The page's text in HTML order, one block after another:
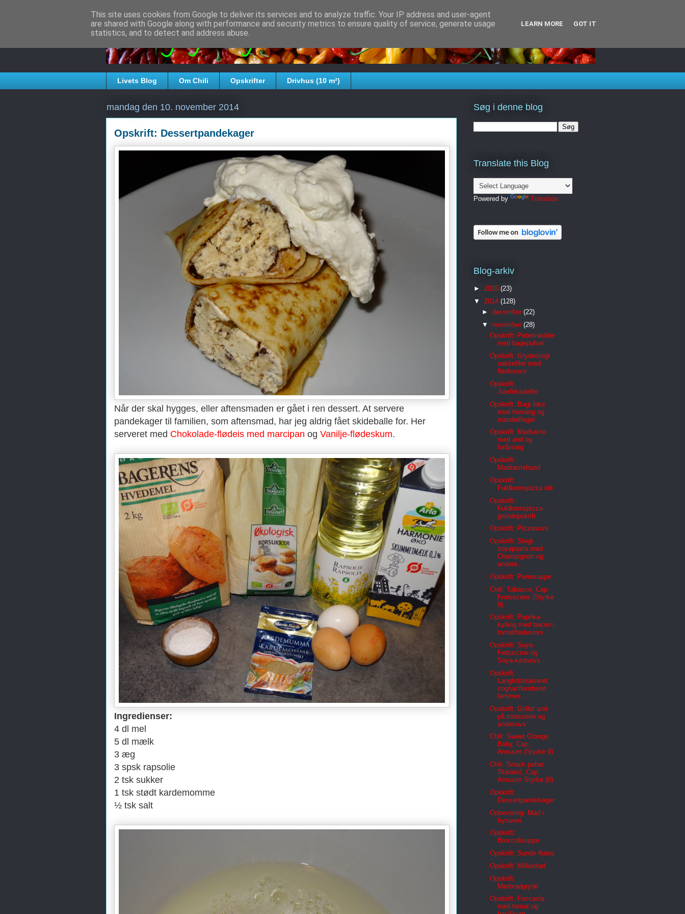
Verden ifølge Krog
Livets Blog Om Chili Opskrifter Drivhus (10 m²)
mandag den 10. november 2014
Opskrift: Dessertpandekager
Når der skal hygges, eller aftensmaden er gået i ren dessert. At servere
pandekager til familien, som aftensmad, har jeg aldrig fået skideballe for. Her
serveret med Chokolade-flødeis med marcipan og Vanilje-flødeskum.
Ingredienser:
4 dl mel
5 dl mælk
3 æg
3 spsk rapsolie
2 tsk sukker
1 tsk stødt kardemomme
½ tsk salt
Søg i denne blog
Translate this Blog
Powered by Translate
Blog-arkiv
► 2015 (23)
▼ 2014 (128)
► december (22)
▼ november (28)
Opskrift: Pebernødder
med bagepulver
Opskrift: Grydestegt
nakkefilet med
flødesovs
Opskrift:
Julefrikadeller
Opskrift: Bagt laks
med honning og
mandelflager
Opskrift: Madtærte
med and og
forårsløg
Opskrift:
Madtærtebund
Opskrift:
Fuldkornspizza idé
Opskrift:
Fuldkornspizza-
grundopskrift
Opskrift: Pizzasovs
Opskrift: Stegt
soyapasta med
Champignon og
andere...
Opskrift: Porresuppe
Chili: Tabasco, Cap.
Frutescens (Styrke
8)
Opskrift: Paprika-
kylling med bacon i
tomatflødesovs
Opskrift: Soya-
Fettuccine og
Soya-kødsovs
Opskrift:
Langtidsbraiseret
cognacflamberet
lammes...
Opskrift: Grillet and
på rotesserie og
andesovs
Chili: Sweet Orange
Baby, Cap.
Annuum (Styrke 0)
Chili: Snack peber
'Rubiero', Cap.
Annuum Styrke (0)
Opskrift:
Dessertpandekager
Opbevaring: Mad i
fryseren
Opskrift:
Broccolisuppe
Opskrift: Sunde flutes
Opskrift: Millionbøf
Opskrift:
Mørbradgryde
Opskrift: Foccacia
med tomat og
This site uses cookies from Google to deliver its services and to analyze traffic. Your IP address and user-agent
are shared with Google along with performance and security metrics to ensure quality of service, generate usage
statistics, and to detect and address abuse.
LEARN MORE GOT IT